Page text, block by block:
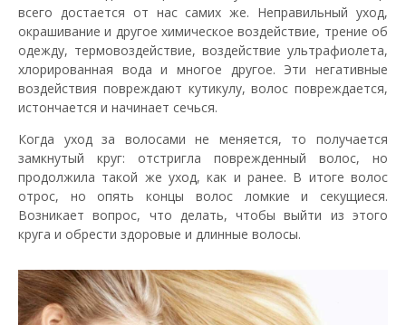
всего достается от нас самих же. Неправильный уход,
окрашивание и другое химическое воздействие, трение об
одежду, термовоздействие, воздействие ультрафиолета,
хлорированная вода и многое другое. Эти негативные
воздействия повреждают кутикулу, волос повреждается,
истончается и начинает сечься.
Когда уход за волосами не меняется, то получается
замкнутый круг: отстригла поврежденный волос, но
продолжила такой же уход, как и ранее. В итоге волос
отрос, но опять концы волос ломкие и секущиеся.
Возникает вопрос, что делать, чтобы выйти из этого
круга и обрести здоровые и длинные волосы.